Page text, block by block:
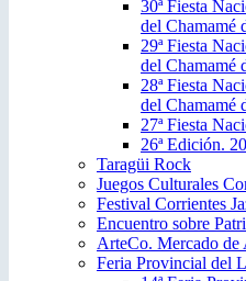
30ª Fiesta
del Chamamé
29ª Fiesta
del Chamamé
28ª Fiesta
del Chamamé
27ª Fiesta
26ª Edición.
Taragüi Rock
Juegos Culturales
Festival Corrientes
Encuentro sobre
ArteCo. Mercado de
Feria Provincial del